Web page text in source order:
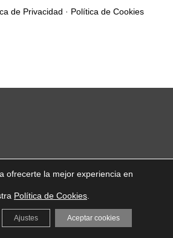
de Privacidad · Política de Cookies
ofrecerte la mejor experiencia en
Política de Cookies
Aceptar cookies
Ajustes